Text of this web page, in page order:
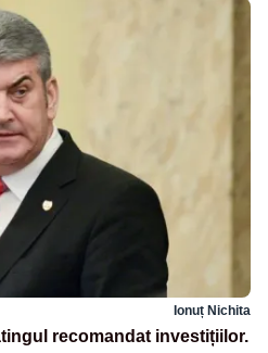
Ionuț Nichita
recomandat investițiilor.